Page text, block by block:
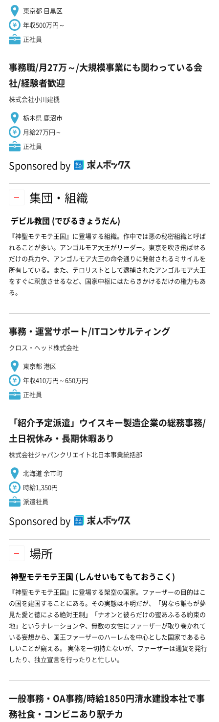
東京都 目黒区
年収500万円～
正社員
事務職/月27万～/大規模事業にも関わっている会
社/経験者歓迎
株式会社小川建機
栃木県 鹿沼市
月給27万円～
正社員
Sponsored by
集団・組織
デビル教団 (でびるきょうだん)
『神聖モテモテ王国』に登場する組織。作中では悪の秘密組織と呼ば
れることが多い。アンゴルモア大王がリーダー。東京を吹き飛ばせる
だけの兵力や、アンゴルモア大王の命令通りに発射されるミサイルを
所有している。また、テロリストとして逮捕されたアンゴルモア大王
をすぐに釈放させるなど、国家中枢にはたらきかけるだけの権力もあ
る。
事務・運営サポート/ITコンサルティング
クロス・ヘッド株式会社
東京都 港区
年収410万円～650万円
正社員
「紹介予定派遣」ウイスキー製造企業の総務事務/
土日祝休み・長期休暇あり
株式会社ジャパンクリエイト北日本事業統括部
北海道 余市町
時給1,350円
派遣社員
Sponsored by
場所
神聖モテモテ王国 (しんせいもてもておうこく)
『神聖モテモテ王国』に登場する架空の国家。ファーザーの目的はこ
の国を建国することにある。その実態は不明だが、「男なら誰もが夢
見た愛と徳による絶対王制」「ナオンと彼らだけの蜜あふるる約束の
地」というナレーションや、無数の女性にファーザーが取り巻かれて
いる妄想から、国王ファーザーのハーレムを中心とした国家であるら
しいことが窺える。 実体を一切持たないが、ファーザーは通貨を発行
したり、独立宣言を行ったりと忙しい。
一般事務・OA事務/時給1850円清水建設本社で事
務社食・コンビニあり駅チカ